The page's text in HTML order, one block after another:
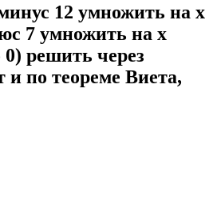
12 умножить на x
7 умножить на x
решить через
и по теореме Виета,